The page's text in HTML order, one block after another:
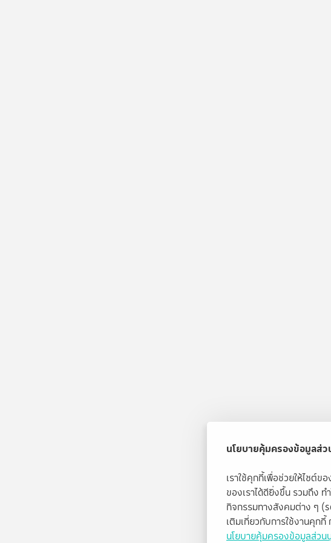
นโยบายคุ้มครองข้อมูลส่
เราใช้คุกกี้เพื่อช่วยให้ไซต์
ของเราได้ดียิ่งขึ้น รวมถึง ท
กิจกรรมทางสังคมต่าง ๆ
เติมเกี่ยวกับการใช้งานคุก
นโยบายคุ้มครองข้อมูลส่วน